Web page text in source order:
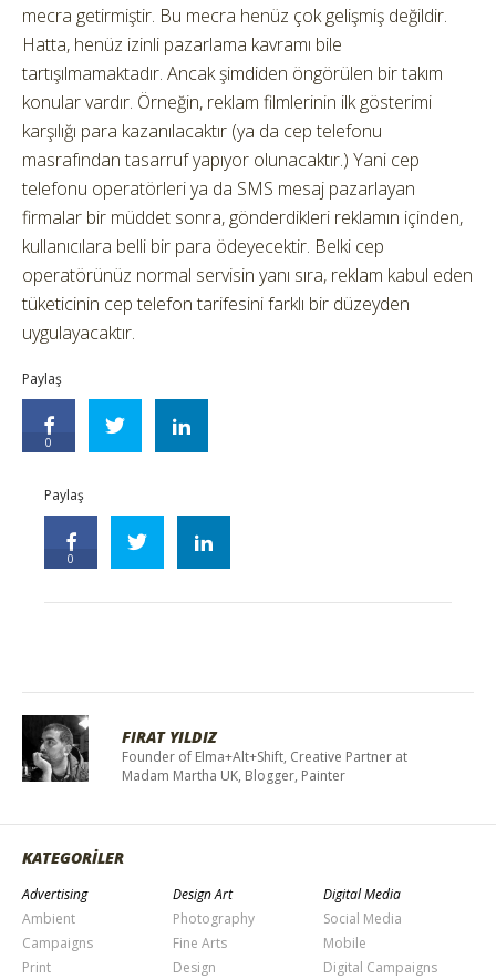
mecra getirmiştir. Bu mecra henüz çok gelişmiş değildir.
Hatta, henüz izinli pazarlama kavramı bile
tartışılmamaktadır. Ancak şimdiden öngörülen bir takım
konular vardır. Örneğin, reklam filmlerinin ilk gösterimi
karşılığı para kazanılacaktır (ya da cep telefonu
masrafından tasarruf yapıyor olunacaktır.) Yani cep
telefonu operatörleri ya da SMS mesaj pazarlayan
firmalar bir müddet sonra, gönderdikleri reklamın içinden,
kullanıcılara belli bir para ödeyecektir. Belki cep
operatörünüz normal servisin yanı sıra, reklam kabul eden
tüketicinin cep telefon tarifesini farklı bir düzeyden
uygulayacaktır.
Paylaş
0
Paylaş
0
FIRAT YILDIZ
Founder of Elma+Alt+Shift, Creative Partner at
Madam Martha UK, Blogger, Painter
KATEGORİLER
Advertising
Ambient
Campaigns
Print
Design Art
Photography
Fine Arts
Design
Digital Media
Social Media
Mobile
Digital Campaigns